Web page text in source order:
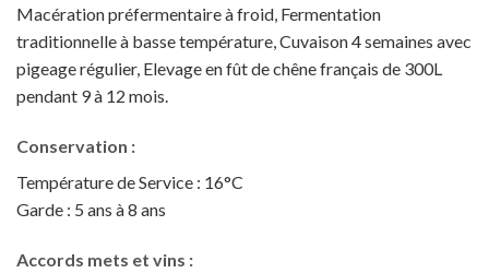
Macération préfermentaire à froid, Fermentation
traditionnelle à basse température, Cuvaison 4 semaines avec
pigeage régulier, Elevage en fût de chêne français de 300L
pendant 9 à 12 mois.
Conservation :
Température de Service : 16°C
Garde : 5 ans à 8 ans
Accords mets et vins :